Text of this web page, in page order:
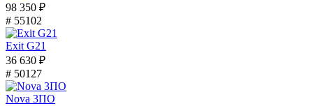
98 350 ₽
# 55102
Exit G21
36 630 ₽
# 50127
Nova 3ПО